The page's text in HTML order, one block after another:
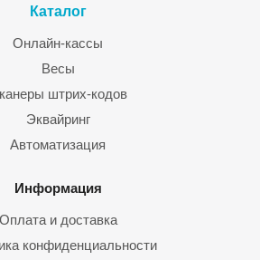
Каталог
Онлайн-кассы
Весы
штрих-кодов
Эквайринг
Автоматизация
Информация
Оплата и доставка
конфиденциальности